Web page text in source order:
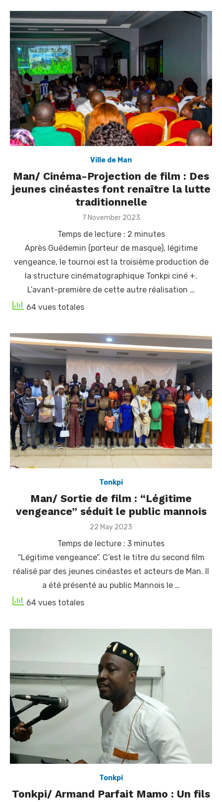
Ville de Man
Man/ Cinéma-Projection de film : Des
jeunes cinéastes font renaître la lutte
traditionnelle
Posted
7 November 2023
Temps de lecture : 2 minutes
Après Guédemin (porteur de masque), légitime
vengeance, le tournoi est la troisième production de
la structure cinématographique Tonkpi ciné +.
L’avant-première de cette autre réalisation …
64 vues totales
Tonkpi
Man/ Sortie de film : “Légitime
vengeance” séduit le public mannois
Posted
22 May 2023
Temps de lecture : 3 minutes
“Légitime vengeance”. C’est le titre du second film
réalisé par des jeunes cinéastes et acteurs de Man. Il
a été présenté au public Mannois le …
64 vues totales
Tonkpi
Tonkpi/ Armand Parfait Mamo : Un fils